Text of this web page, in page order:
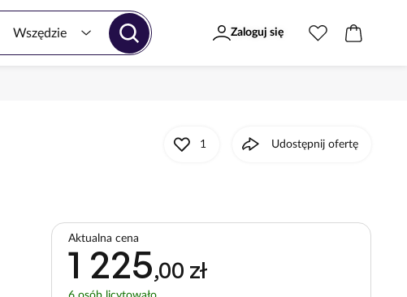
Zaloguj się
1 Udostępnij ofertę
Aktualna cena
1 225,00 zł